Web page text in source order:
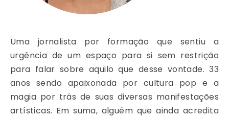
Uma jornalista por formação que sentiu a
urgência de um espaço para si sem restrição
para falar sobre aquilo que desse vontade. 33
anos sendo apaixonada por cultura pop e a
magia por trás de suas diversas manifestações
artísticas. Em suma, alguém que ainda acredita